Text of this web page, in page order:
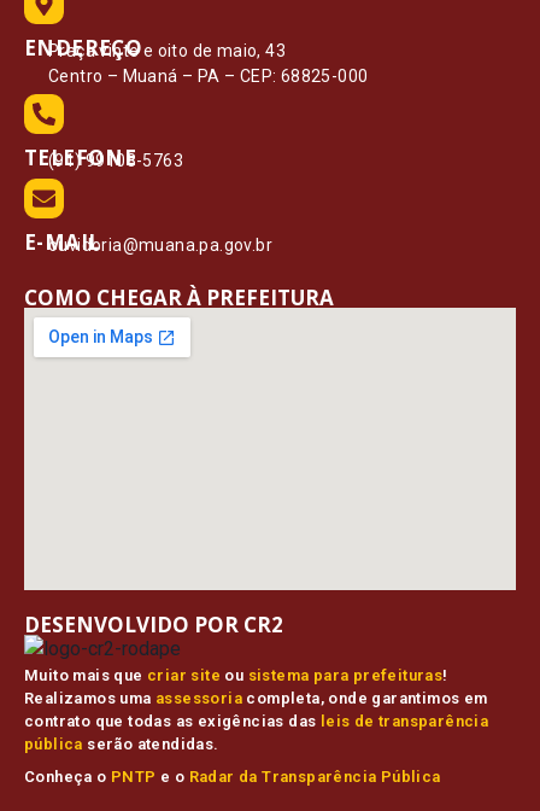
ENDEREÇO
Praça vinte e oito de maio, 43
Centro – Muaná – PA – CEP: 68825-000
TELEFONE
(91) 99108-5763
E-MAIL
ouvidoria@muana.pa.gov.br
COMO CHEGAR À PREFEITURA
Muito mais que criar site ou sistema para prefeituras!
Realizamos uma assessoria completa, onde garantimos em
contrato que todas as exigências das leis de transparência
pública serão atendidas.
Conheça o PNTP e o Radar da Transparência Pública
DESENVOLVIDO POR CR2